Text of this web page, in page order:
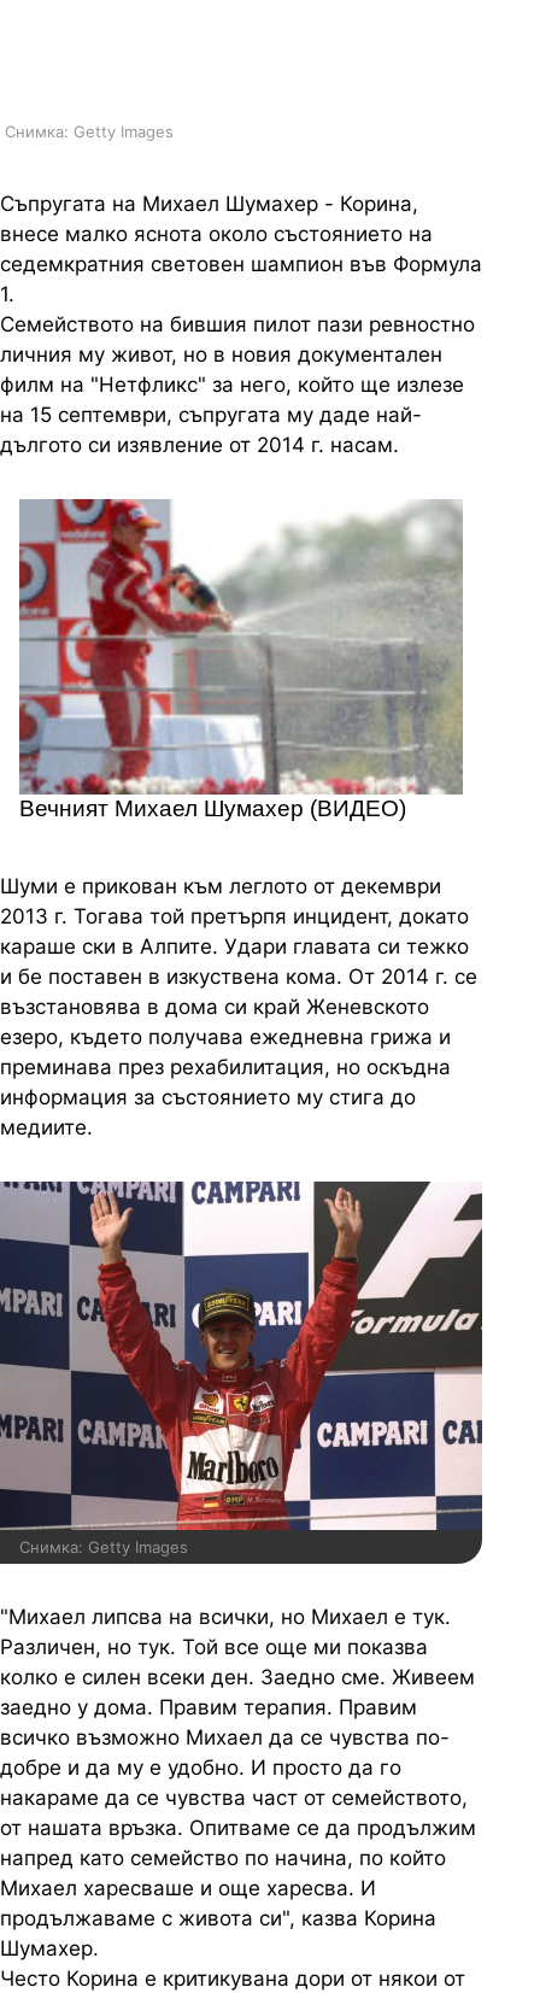
Снимка: Getty Images
Съпругата на Михаел Шумахер - Корина,
внесе малко яснота около състоянието на
седемкратния световен шампион във Формула
1.
Семейството на бившия пилот пази ревностно
личния му живот, но в новия документален
филм на "Нетфликс" за него, който ще излезе
на 15 септември, съпругата му даде най-
дългото си изявление от 2014 г. насам.
Вечният Михаел Шумахер (ВИДЕО)
Шуми е прикован към леглото от декември
2013 г. Тогава той претърпя инцидент, докато
караше ски в Алпите. Удари главата си тежко
и бе поставен в изкуствена кома. От 2014 г. се
възстановява в дома си край Женевското
езеро, където получава ежедневна грижа и
преминава през рехабилитация, но оскъдна
информация за състоянието му стига до
медиите.
Снимка: Getty Images
"Михаел липсва на всички, но Михаел е тук.
Различен, но тук. Той все още ми показва
колко е силен всеки ден. Заедно сме. Живеем
заедно у дома. Правим терапия. Правим
всичко възможно Михаел да се чувства по-
добре и да му е удобно. И просто да го
накараме да се чувства част от семейството,
от нашата връзка. Опитваме се да продължим
напред като семейство по начина, по който
Михаел харесваше и още харесва. И
продължаваме с живота си", казва Корина
Шумахер.
Често Корина е критикувана дори от някои от